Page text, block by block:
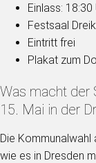
Einlass: 18:30
Festsaal
Eintritt frei
Plakat zum
Was macht der
15. Mai in der
Die
wie es in Dresden